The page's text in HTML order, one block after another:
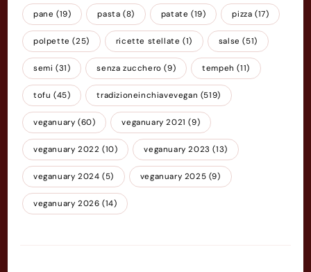
pane (19) pasta (8) patate (19) pizza (17)
polpette (25) ricette stellate (1) salse (51)
semi (31) senza zucchero (9) tempeh (11)
tofu (45) tradizioneinchiavevegan (519)
veganuary (60) veganuary 2021 (9)
veganuary 2022 (10) veganuary 2023 (13)
veganuary 2024 (5) veganuary 2025 (9)
veganuary 2026 (14)